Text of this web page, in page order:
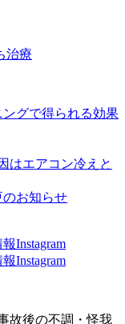
グで得られる効果
はエアコン冷えと
のお知らせ